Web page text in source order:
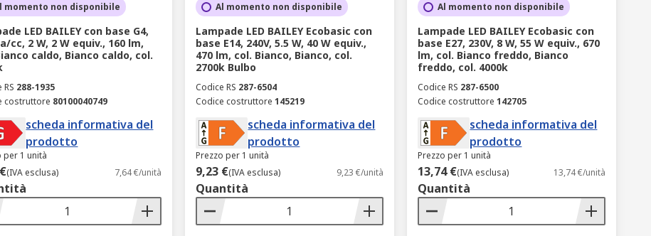
momento non disponibile
LED BAILEY con base G4,
cc, 2 W, 2 W equiv., 160 lm,
caldo, Bianco caldo, col.
RS 288-1935
costruttore 80100040749
scheda informativa del
prodotto
per 1 unità
(IVA esclusa) 7,64 €/unità
Al momento non disponibile
Lampade LED BAILEY Ecobasic con
base E14, 240V, 5.5 W, 40 W equiv.,
470 lm, col. Bianco, Bianco, col.
2700k Bulbo
Codice RS 287-6504
Codice costruttore 145219
scheda informativa del
prodotto
Prezzo per 1 unità
9,23 €(IVA esclusa) 9,23 €/unità
Quantità
Al momento non disponibile
Lampade LED BAILEY Ecobasic con
base E27, 230V, 8 W, 55 W equiv., 670
lm, col. Bianco freddo, Bianco
freddo, col. 4000k
Codice RS 287-6500
Codice costruttore 142705
scheda informativa del
prodotto
Prezzo per 1 unità
13,74 €(IVA esclusa) 13,74 €/unità
Quantità